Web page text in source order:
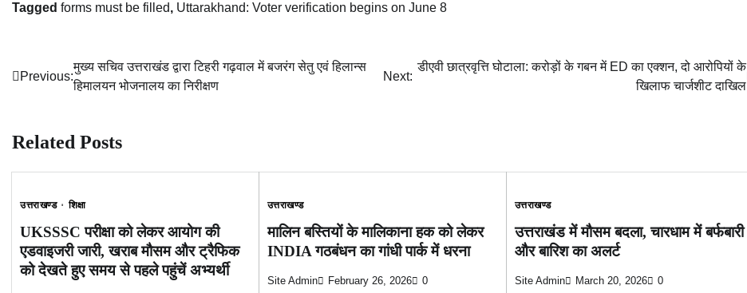
Tagged forms must be filled, Uttarakhand: Voter verification begins on June 8
Post
Previous:
मुख्य सचिव उत्तराखंड द्वारा टिहरी गढ़वाल में बजरंग सेतु एवं हिलान्स
हिमालयन भोजनालय का निरीक्षण
Next:
डीएवी छात्रवृत्ति घोटाला: करोड़ों के गबन में ED का एक्शन, दो आरोपियों के
खिलाफ चार्जशीट दाखिल
Related Posts
उत्तराखण्ड शिक्षा
UKSSSC परीक्षा को लेकर आयोग की
एडवाइजरी जारी, खराब मौसम और ट्रैफिक
को देखते हुए समय से पहले पहुंचें अभ्यर्थी
उत्तराखण्ड
मालिन बस्तियों के मालिकाना हक को लेकर
INDIA गठबंधन का गांधी पार्क में धरना
Site Admin February 26, 2026 0
उत्तराखण्ड
उत्तराखंड में मौसम बदला, चारधाम में बर्फबारी
और बारिश का अलर्ट
Site Admin March 20, 2026 0